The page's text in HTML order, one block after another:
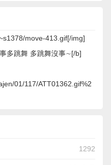
move-413.gif[/img]
多跳舞 多跳舞沒事∼[/b]
01/117/ATT01362.gif%2
1292